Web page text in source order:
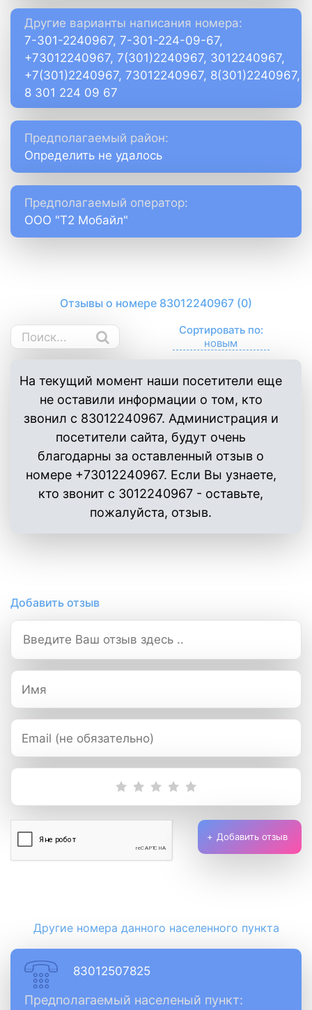
Другие варианты написания номера:
7-301-2240967, 7-301-224-09-67,
+73012240967, 7(301)2240967, 3012240967,
+7(301)2240967, 73012240967, 8(301)2240967,
8 301 224 09 67
Предполагаемый район:
Определить не удалось
Предполагаемый оператор:
ООО "Т2 Мобайл"
Отзывы о номере 83012240967 (0)
Сортировать по:
На текущий момент наши посетители еще
не оставили информации о том, кто
звонил с 83012240967. Администрация и
посетители сайта, будут очень
благодарны за оставленный отзыв о
номере +73012240967. Если Вы узнаете,
кто звонит с 3012240967 - оставьте,
пожалуйста, отзыв.
Добавить отзыв
Добавить отзыв
Другие номера данного населенного пункта
83012507825
Предполагаемый населеный пункт: